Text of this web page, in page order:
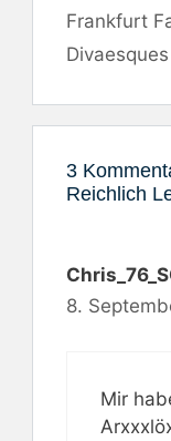
Frankfurt
3
Reichlich
8.
Mir